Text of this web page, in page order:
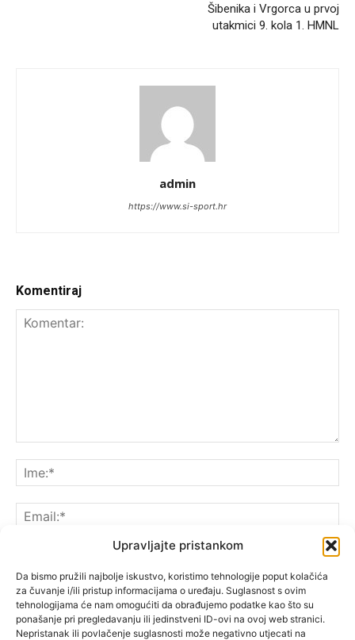
Upravljajte pristankom
Da bismo pružili najbolje iskustvo, koristimo tehnologije poput kolačića
za čuvanje i/ili pristup informacijama o uređaju. Suglasnost s ovim
tehnologijama će nam omogućiti da obrađujemo podatke kao što su
ponašanje pri pregledavanju ili jedinstveni ID-ovi na ovoj web stranici.
Nepristanak ili povlačenje suglasnosti može negativno utjecati na
Šibenika i Vrgorca u prvoj
utakmici 9. kola 1. HMNL
admin
https://www.si-sport.hr
Komentiraj
Spremite moje ime, e-poštu i web-lokaciju u ovom
pregledniku sljedeći put kada komentarirate.